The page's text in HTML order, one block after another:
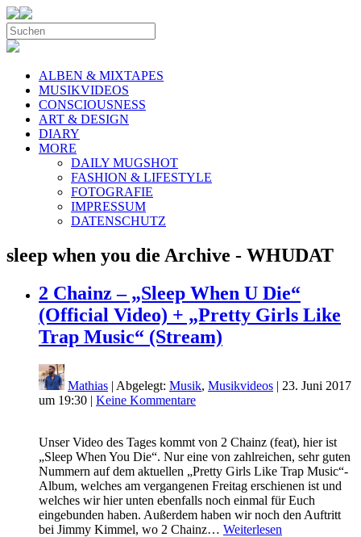
ALBEN & MIXTAPES
MUSIKVIDEOS
CONSCIOUSNESS
ART & DESIGN
DIARY
MORE
DAILY MUGSHOT
FASHION & LIFESTYLE
FOTOGRAFIE
IMPRESSUM
DATENSCHUTZ
sleep when you die Archive - WHUDAT
2 Chainz – „Sleep When U Die“
(Official Video) + „Pretty Girls Like
Trap Music“ (Stream)
Mathias | Abgelegt: Musik, Musikvideos | 23. Juni 2017
um 19:30 | Keine Kommentare
Unser Video des Tages kommt von 2 Chainz (feat), hier ist
„Sleep When You Die“. Nur eine von zahlreichen, sehr guten
Nummern auf dem aktuellen „Pretty Girls Like Trap Music“-
Album, welches am vergangenen Freitag erschienen ist und
welches wir hier unten ebenfalls noch einmal für Euch
eingebunden haben. Außerdem haben wir noch den Auftritt
bei Jimmy Kimmel, wo 2 Chainz… Weiterlesen